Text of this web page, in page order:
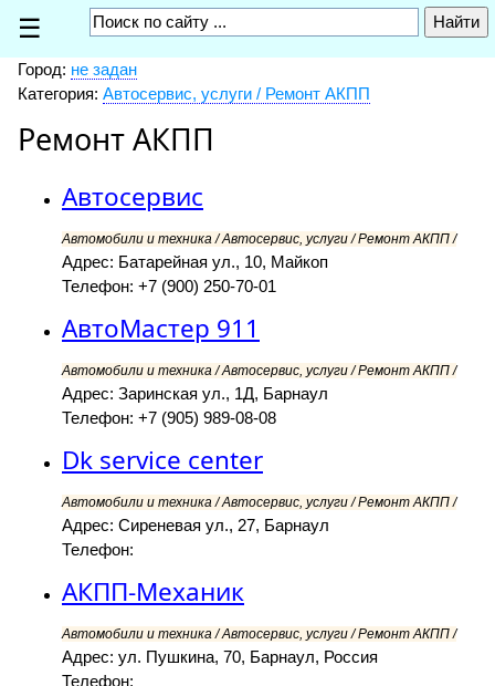
☰
Город: не задан
Категория: Автосервис, услуги / Ремонт АКПП
Ремонт АКПП
Автосервис
Автомобили и техника / Автосервис, услуги / Ремонт АКПП /
Адрес: Батарейная ул., 10, Майкоп
Телефон: +7 (900) 250-70-01
АвтоМастер 911
Автомобили и техника / Автосервис, услуги / Ремонт АКПП /
Адрес: Заринская ул., 1Д, Барнаул
Телефон: +7 (905) 989-08-08
Dk service center
Автомобили и техника / Автосервис, услуги / Ремонт АКПП /
Адрес: Сиреневая ул., 27, Барнаул
Телефон:
АКПП-Механик
Автомобили и техника / Автосервис, услуги / Ремонт АКПП /
Адрес: ул. Пушкина, 70, Барнаул, Россия
Телефон: